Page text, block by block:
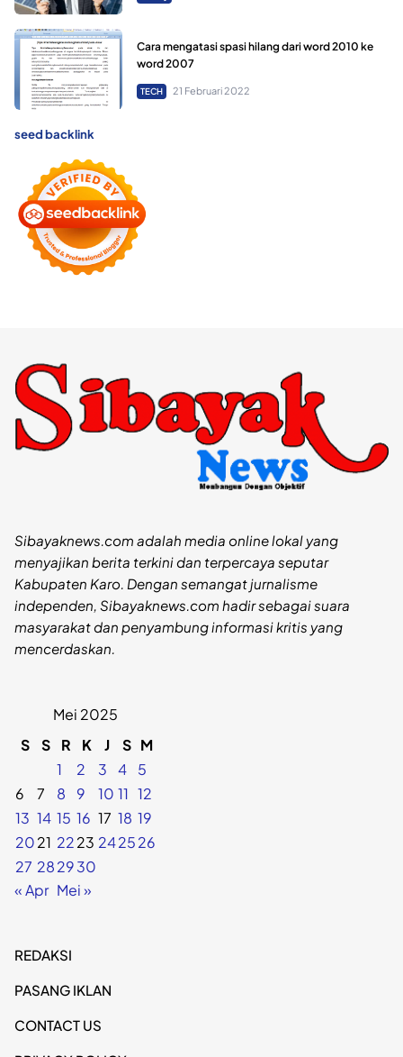
Cara mengatasi spasi hilang dari word 2010 ke
word 2007
TECH 21 Februari 2022
seed backlink
Sibayaknews.com adalah media online lokal yang
menyajikan berita terkini dan terpercaya seputar
Kabupaten Karo. Dengan semangat jurnalisme
independen, Sibayaknews.com hadir sebagai suara
masyarakat dan penyambung informasi kritis yang
mencerdaskan.
Mei 2025
S
S R K J S M
1
2 3 4
5
6
7 8 9 10 11 12
13 14 15 16 17 18 19
2021 2223 242526
27 282930
« Apr Mei »
REDAKSI
PASANG IKLAN
CONTACT US